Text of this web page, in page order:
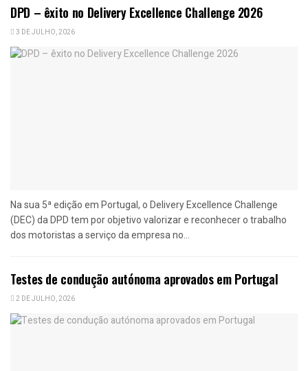
DPD – êxito no Delivery Excellence Challenge 2026
3 DE JULHO, 2026
Na sua 5ª edição em Portugal, o Delivery Excellence Challenge
(DEC) da DPD tem por objetivo valorizar e reconhecer o trabalho
dos motoristas a serviço da empresa no...
Testes de condução autónoma aprovados em Portugal
2 DE JULHO, 2026